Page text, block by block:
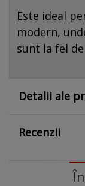
Este ideal
modern,
sunt la fel
Detalii ale
Recenzii